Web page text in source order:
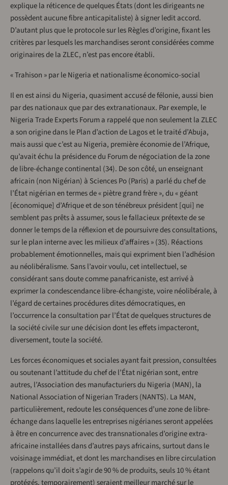
explique la réticence de quelques États (dont les dirigeants ne
possèdent aucune fibre anticapitaliste) à signer ledit accord.
D’autant plus que le protocole sur les Règles d’origine, fixant les
critères par lesquels les marchandises seront considérées comme
originaires de la ZLEC, n’est pas encore établi.
« Trahison » par le Nigeria et nationalisme économico-social
Il en est ainsi du Nigeria, quasiment accusé de félonie, aussi bien
par des nationaux que par des extranationaux. Par exemple, le
Nigeria Trade Experts Forum a rappelé que non seulement la ZLEC
a son origine dans le Plan d’action de Lagos et le traité d’Abuja,
mais aussi que c’est au Nigeria, première économie de l’Afrique,
qu’avait échu la présidence du Forum de négociation de la zone
de libre-échange continental (34). De son côté, un enseignant
africain (non Nigérian) à Sciences Po (Paris) a parlé du chef de
l’État nigérian en termes de « piètre grand frère », du « géant
[économique] d’Afrique et de son ténébreux président [qui] ne
semblent pas prêts à assumer, sous le fallacieux prétexte de se
donner le temps de la réflexion et de poursuivre des consultations,
sur le plan interne avec les milieux d’affaires » (35). Réactions
probablement émotionnelles, mais qui expriment bien l’adhésion
au néolibéralisme. Sans l’avoir voulu, cet intellectuel, se
considérant sans doute comme panafricaniste, est arrivé à
exprimer la condescendance libre-échangiste, voire néolibérale, à
l’égard de certaines procédures dites démocratiques, en
l’occurrence la consultation par l’État de quelques structures de
la société civile sur une décision dont les effets impacteront,
diversement, toute la société.
Les forces économiques et sociales ayant fait pression, consultées
ou soutenant l’attitude du chef de l’État nigérian sont, entre
autres, l’Association des manufacturiers du Nigeria (MAN), la
National Association of Nigerian Traders (NANTS). La MAN,
particulièrement, redoute les conséquences d’une zone de libre-
échange dans laquelle les entreprises nigérianes seront appelées
à être en concurrence avec des transnationales d’origine extra-
africaine installées dans d’autres pays africains, surtout dans le
voisinage immédiat, et dont les marchandises en libre circulation
(rappelons qu’il doit s’agir de 90 % de produits, seuls 10 % étant
protégés, temporairement) seraient meilleur marché sur le